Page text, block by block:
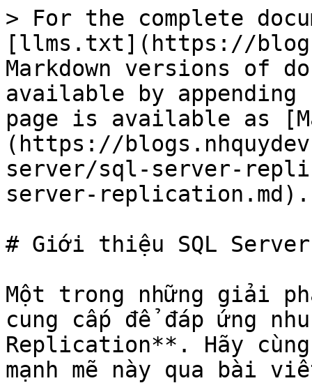
> For the complete
[llms.txt](https://
Markdown versions of
available by
page is available as
(https://
server/sql-server-
server-replication.md).
# Giới thiệu SQL
Một trong những giải
cung cấp để đáp ứng
Replication**. Hãy cùng
mạnh mẽ này qua bài